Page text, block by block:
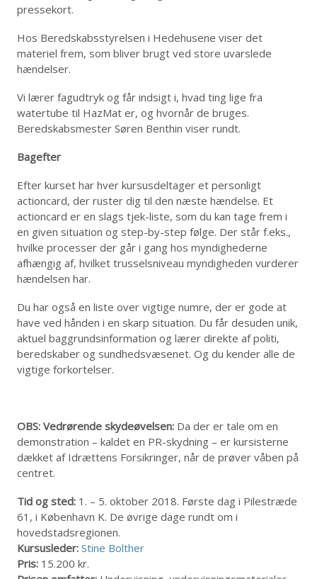
pressekort.
Hos Beredskabsstyrelsen i Hedehusene viser det
materiel frem, som bliver brugt ved store uvarslede
hændelser.
Vi lærer fagudtryk og får indsigt i, hvad ting lige fra
watertube til HazMat er, og hvornår de bruges.
Beredskabsmester Søren Benthin viser rundt.
Bagefter
Efter kurset har hver kursusdeltager et personligt
actioncard, der ruster dig til den næste hændelse. Et
actioncard er en slags tjek-liste, som du kan tage frem i
en given situation og step-by-step følge. Der står f.eks.,
hvilke processer der går i gang hos myndighederne
afhængig af, hvilket trusselsniveau myndigheden vurderer
hændelsen har.
Du har også en liste over vigtige numre, der er gode at
have ved hånden i en skarp situation. Du får desuden unik,
aktuel baggrundsinformation og lærer direkte af politi,
beredskaber og sundhedsvæsenet. Og du kender alle de
vigtige forkortelser.
OBS: Vedrørende skydeøvelsen: Da der er tale om en
demonstration – kaldet en PR-skydning – er kursisterne
dækket af Idrættens Forsikringer, når de prøver våben på
centret.
Tid og sted: 1. – 5. oktober 2018. Første dag i Pilestræde
61, i København K. De øvrige dage rundt om i
hovedstadsregionen.
Kursusleder: Stine Bolther
Pris: 15.200 kr.